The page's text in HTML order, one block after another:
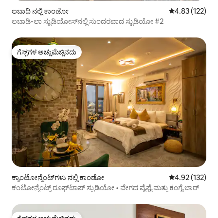
ಲಬಾದಿ ನಲ್ಲಿ ಕಾಂಡೋ 5 ರಲ್ಲಿ 4.83
4.83 (122)
ಲಬಾಡಿ-ಲಾ ಸ್ಟುಡಿಯೋಸ್‌ನಲ್ಲಿ ಸುಂದರವಾದ ಸ್ಟುಡಿಯೋ #2
ಗೆಸ್ಟ್‌ಗಳ ಅಚ್ಚುಮೆಚ್ಚಿನದು
ಗೆಸ್ಟ್‌ಗಳ ಅಚ್ಚುಮೆಚ್ಚಿನದು
ಕ್ಯಾಂಟೋನ್ಮೆಂಟ್‌ಗಳು ನಲ್ಲಿ ಕಾಂಡೋ 5 ರಲ್ಲಿ 4.92
4.92 (132)
ಕಂಟೋನ್ಮೆಂಟ್ಸ್ ರೂಫ್‌ಟಾಪ್ ಸ್ಟುಡಿಯೋ • ವೇಗದ ವೈಫೈ ಮತ್ತು ಕಂಗೈ ಬಾರ್